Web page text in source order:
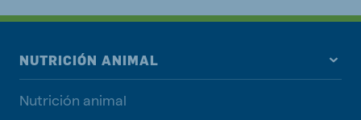
NUTRICIÓN ANIMAL
Nutrición animal